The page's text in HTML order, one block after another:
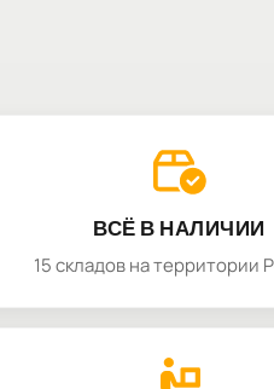
ВСЁ В НАЛИЧИИ
15 складов на территории